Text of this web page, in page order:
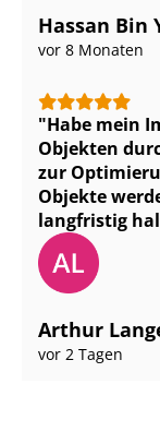
Hassan Bin
vor 8 Monaten
Habe mein
Objekten
zur
Objekte
langfristig
Arthur
vor 2 Tagen